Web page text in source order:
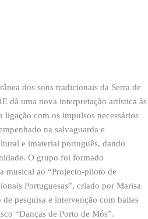
dos sons tradicionais da Serra de
dá uma nova interpretação artística às
ligação com os impulsos necessários
na salvaguarda e
e imaterial português, dando
O grupo foi formado
musical ao “Projecto-piloto de
Portuguesas”, criado por Marisa
pesquisa e intervenção com bailes
“Danças de Porto de Mós”.